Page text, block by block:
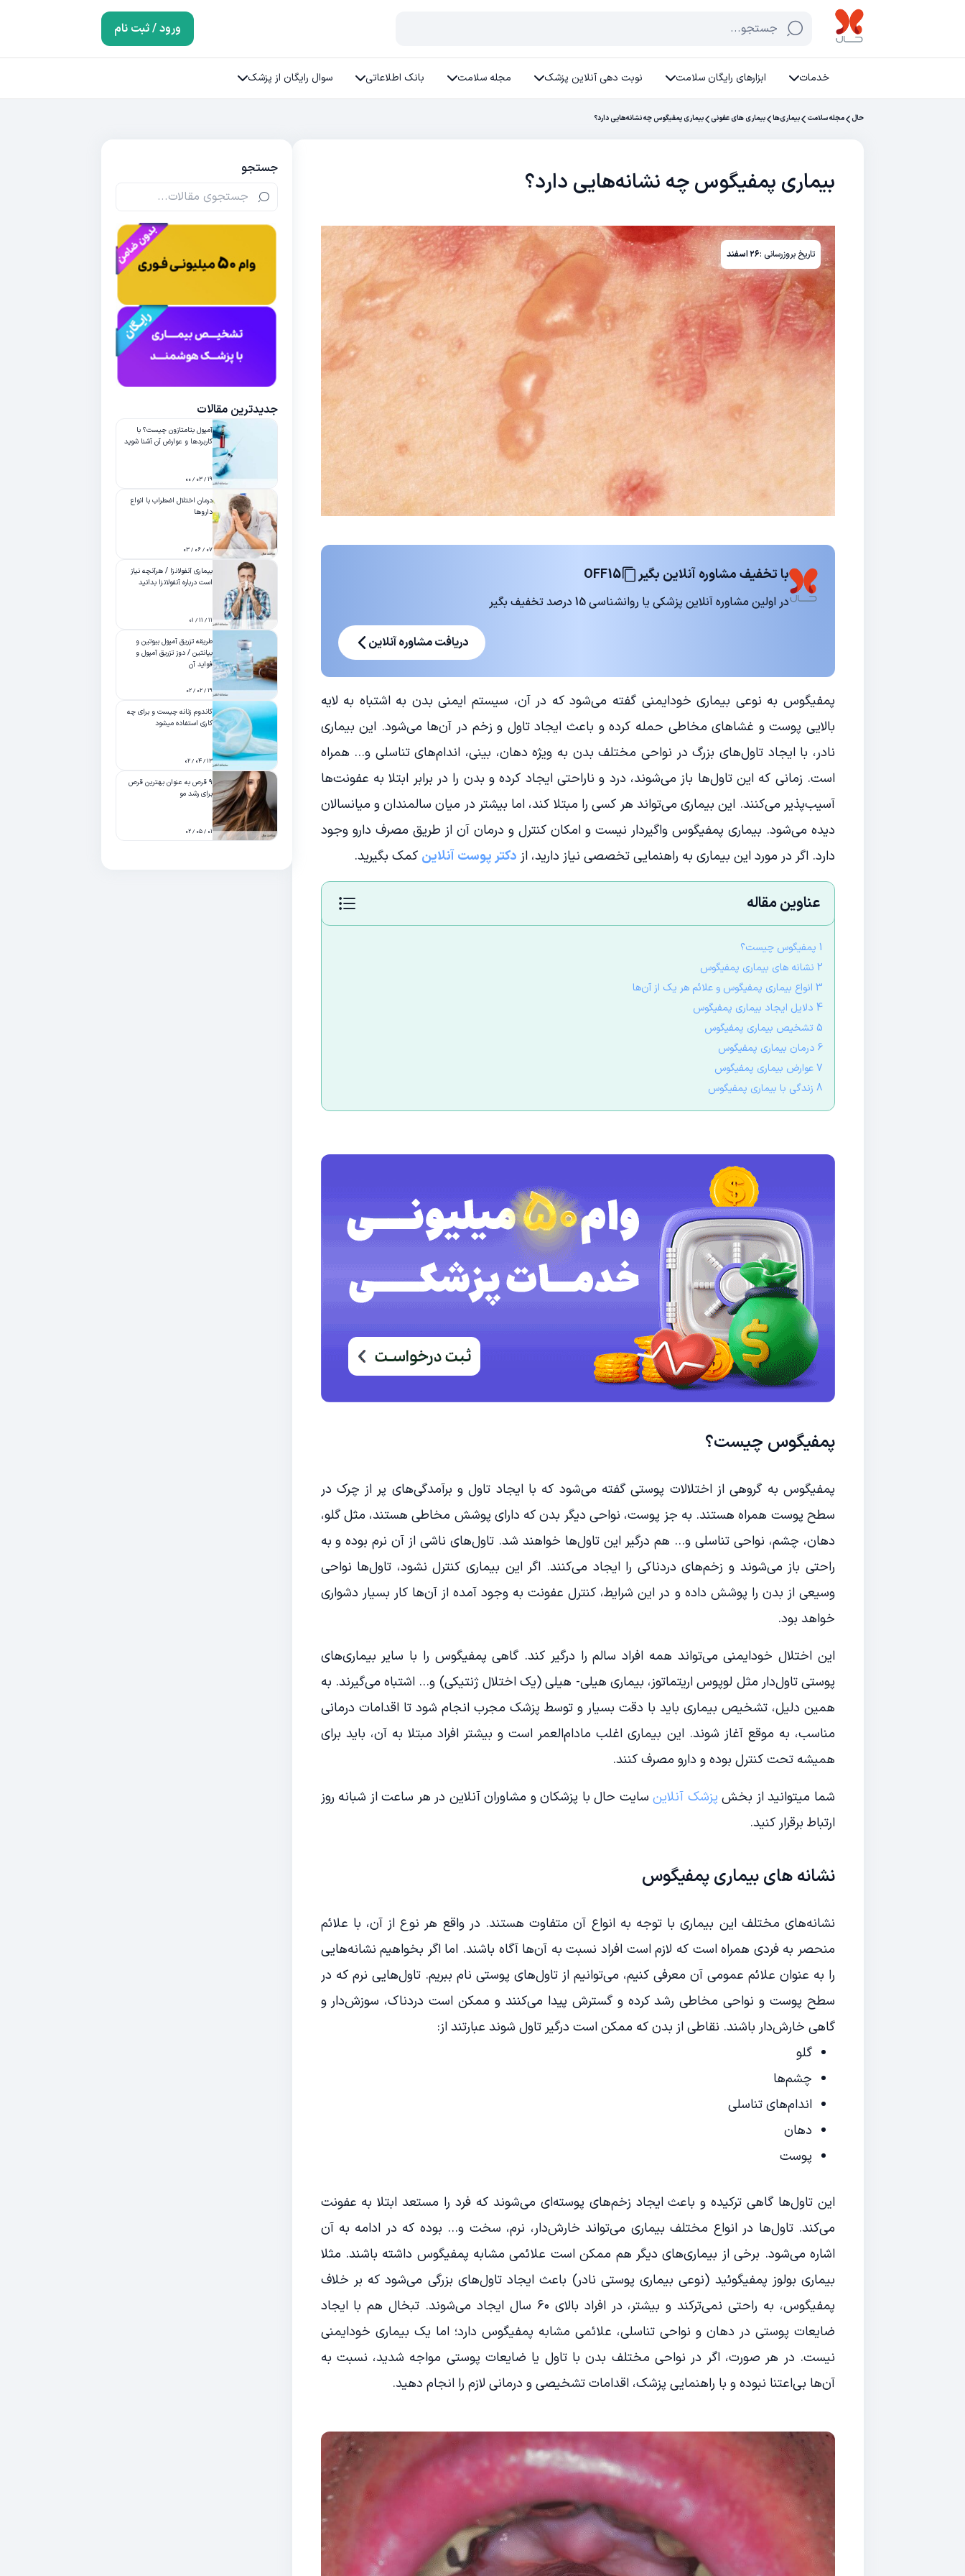
جستجو... ورود / ثبت نام
خدمات ابزارهای رایگان سلامت نوبت دهی آنلاین پزشک مجله سلامت بانک اطلاعاتی سوال رایگان از پزشک
حال مجله سلامت بیماری‌ها بیماری های عفونی بیماری پمفیگوس چه نشانه‌هایی دارد؟
بیماری پمفیگوس چه نشانه‌هایی دارد؟
تاریخ بروزرسانی :۲۶ اسفند
با تخفیف مشاوره آنلاین بگیر OFF15
در اولین مشاوره آنلاین پزشکی یا روانشناسی 15 درصد تخفیف بگیر
دریافت مشاوره آنلاین
پمفیگوس به نوعی بیماری خودایمنی گفته می‌شود که در آن، سیستم ایمنی بدن به اشتباه به لایه
بالایی پوست و غشاهای مخاطی حمله کرده و باعث ایجاد تاول و زخم در آن‌ها می‌شود. این بیماری
نادر، با ایجاد تاول‌های بزرگ در نواحی مختلف بدن به ویژه دهان، بینی، اندام‌های تناسلی و… همراه
است. زمانی که این تاول‌ها باز می‌شوند، درد و ناراحتی ایجاد کرده و بدن را در برابر ابتلا به عفونت‌ها
آسیب‌پذیر می‌کنند. این بیماری می‌تواند هر کسی را مبتلا کند، اما بیشتر در میان سالمندان و میانسالان
دیده می‌شود. بیماری پمفیگوس واگیردار نیست و امکان کنترل و درمان آن از طریق مصرف دارو وجود
دارد. اگر در مورد این بیماری به راهنمایی تخصصی نیاز دارید، از دکتر پوست آنلاین کمک بگیرید.
عناوین مقاله
1 پمفیگوس چیست؟
2 نشانه‌ های بیماری پمفیگوس
3 انواع بیماری پمفیگوس و علائم هر یک از آن‌ها
4 دلایل ایجاد بیماری پمفیگوس
5 تشخیص بیماری پمفیگوس
6 درمان بیماری پمفیگوس
7 عوارض بیماری پمفیگوس
8 زندگی با بیماری پمفیگوس
پمفیگوس چیست؟
پمفیگوس به گروهی از اختلالات پوستی گفته می‌شود که با ایجاد تاول و برآمدگی‌های پر از چرک در
سطح پوست همراه هستند. به جز پوست، نواحی دیگر بدن که دارای پوشش مخاطی هستند، مثل گلو،
دهان، چشم، نواحی تناسلی و… هم درگیر این تاول‌ها خواهند شد. تاول‌های ناشی از آن نرم بوده و به
راحتی باز می‌شوند و زخم‌های دردناکی را ایجاد می‌کنند. اگر این بیماری کنترل نشود، تاول‌ها نواحی
وسیعی از بدن را پوشش داده و در این شرایط، کنترل عفونت به وجود آمده از آن‌ها کار بسیار دشواری
خواهد بود.
این اختلال خودایمنی می‌تواند همه افراد سالم را درگیر کند. گاهی پمفیگوس را با سایر بیماری‌های
پوستی تاول‌دار مثل لوپوس اریتماتوز، بیماری هیلی- هیلی (یک اختلال ژنتیکی) و… اشتباه می‌گیرند. به
همین دلیل، تشخیص بیماری باید با دقت بسیار و توسط پزشک مجرب انجام شود تا اقدامات درمانی
مناسب، به موقع آغاز شوند. این بیماری اغلب مادام‌العمر است و بیشتر افراد مبتلا به آن، باید برای
همیشه تحت کنترل بوده و دارو مصرف کنند.
شما میتوانید از بخش پزشک آنلاینسایت حال با پزشکان و مشاوران آنلاین در هر ساعت از شبانه روز
ارتباط برقرار کنید.
نشانه‌ های بیماری پمفیگوس
نشانه‌های مختلف این بیماری با توجه به انواع آن متفاوت هستند. در واقع هر نوع از آن، با علائم
منحصر به فردی همراه است که لازم است افراد نسبت به آن‌ها آگاه باشند. اما اگر بخواهیم نشانه‌هایی
را به عنوان علائم عمومی آن معرفی کنیم، می‌توانیم از تاول‌های پوستی نام ببریم. تاول‌هایی نرم که در
سطح پوست و نواحی مخاطی رشد کرده و گسترش پیدا می‌کنند و ممکن است دردناک، سوزش‌دار و
گاهی خارش‌دار باشند. نقاطی از بدن که ممکن است درگیر تاول شوند عبارتند از:
گلو
چشم‌ها
اندام‌های تناسلی
دهان
پوست
این تاول‌ها گاهی ترکیده و باعث ایجاد زخم‌های پوسته‌ای می‌شوند که فرد را مستعد ابتلا به عفونت
می‌کند. تاول‌ها در انواع مختلف بیماری می‌تواند خارش‌دار، نرم، سخت و… بوده که در ادامه به آن
اشاره می‌شود. برخی از بیماری‌های دیگر هم ممکن است علائمی مشابه پمفیگوس داشته باشند. مثلا
بیماری بولوز پمفیگوئید (نوعی بیماری پوستی نادر) باعث ایجاد تاول‌های بزرگی می‌شود که بر خلاف
پمفیگوس، به راحتی نمی‌ترکند و بیشتر، در افراد بالای ۶۰ سال ایجاد می‌شوند. تبخال هم با ایجاد
ضایعات پوستی در دهان و نواحی تناسلی، علائمی مشابه پمفیگوس دارد؛ اما یک بیماری خودایمنی
نیست. در هر صورت، اگر در نواحی مختلف بدن با تاول یا ضایعات پوستی مواجه شدید، نسبت به
آن‌ها بی‌اعتنا نبوده و با راهنمایی پزشک، اقدامات تشخیصی و درمانی لازم را انجام دهید.
جستجو
جدیدترین مقالات
آمپول بتامتازون چیست؟ با
کاربردها و عوارض آن آشنا شوید
۱۹ / ۰۳ / ۰۰
درمان اختلال اضطراب با انواع
داروها
۰۷ / ۰۶ / ۰۳
بیماری آنفولانزا / هرآنچه نیاز
است درباره آنفولانزا بدانید
۱۱ / ۱۱ / ۰۱
طریقه تزریق آمپول بیوتین و
بپانتین / دوز تزریق آمپول و
فواید آن
۱۹ / ۰۲ / ۰۲
کاندوم زنانه چیست و برای چه
کاری استفاده میشود
۱۳ / ۰۴ / ۰۲
۹ قرص به عنوان بهترین قرص
برای رشد مو
۰۱ / ۰۵ / ۰۲